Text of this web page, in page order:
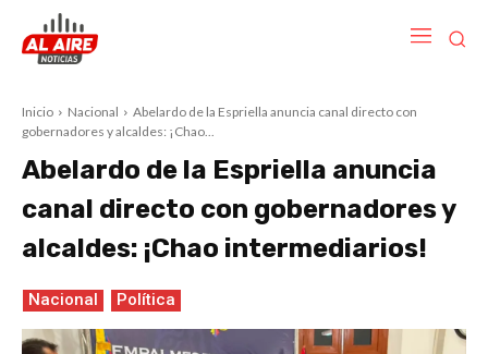
Inicio Nacional
Abelardo de la Espriella anuncia canal directo con
gobernadores y alcaldes: ¡Chao...
Abelardo de la Espriella anuncia
canal directo con gobernadores y
alcaldes: ¡Chao intermediarios!
Nacional Política